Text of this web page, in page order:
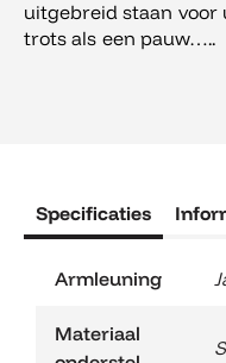
uitgebreid staan voor
trots als een pauw…..
Specificaties
Armleuning
Materiaal